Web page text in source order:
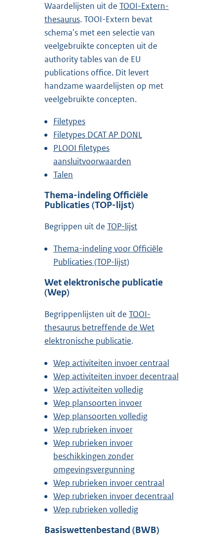
Waardelijsten uit de TOOI-Extern-
thesaurus. TOOI-Extern bevat
schema's met een selectie van
veelgebruikte concepten uit de
authority tables van de EU
publications office. Dit levert
handzame waardelijsten op met
veelgebruikte concepten.
Filetypes
Filetypes DCAT AP DONL
PLOOI filetypes
aansluitvoorwaarden
Talen
Thema-indeling Officiële
Publicaties (TOP-lijst)
Begrippen uit de TOP-lijst
Thema-indeling voor Officiële
Publicaties (TOP-lijst)
Wet elektronische publicatie
(Wep)
Begrippenlijsten uit de TOOI-
thesaurus betreffende de Wet
elektronische publicatie.
Wep activiteiten invoer centraal
Wep activiteiten invoer decentraal
Wep activiteiten volledig
Wep plansoorten invoer
Wep plansoorten volledig
Wep rubrieken invoer
Wep rubrieken invoer
beschikkingen zonder
omgevingsvergunning
Wep rubrieken invoer centraal
Wep rubrieken invoer decentraal
Wep rubrieken volledig
Basiswettenbestand (BWB)